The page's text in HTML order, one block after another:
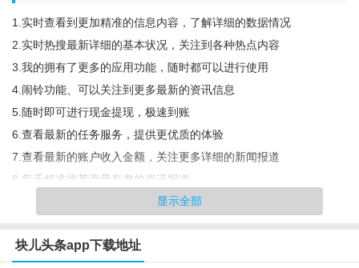
1.实时查看到更加精准的信息内容，了解详细的数据情况
2.实时热搜最新详细的基本状况，关注到各种热点内容
3.我的拥有了更多的应用功能，随时都可以进行使用
4.闹铃功能、可以关注到更多最新的资讯信息
5.随时即可进行现金提现，极速到账
6.查看最新的任务服务，提供更优质的体验
7.查看最新的账户收入金额，关注更多详细的新闻报道
8.每天精准推荐海量有趣的资讯报道
显示全部
块儿头条app下载地址